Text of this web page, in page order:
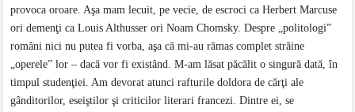
provoca oroare. Aşa mam lecuit, pe vecie, de escroci ca Herbert Marcuse
ori demenţi ca Louis Althusser ori Noam Chomsky. Despre „politologi”
români nici nu putea fi vorba, aşa că mi-au rămas complet străine
„operele” lor – dacă vor fi existând. M-am lăsat păcălit o singură dată, în
timpul studenţiei. Am devorat atunci rafturile doldora de cărţi ale
gânditorilor, eseiştilor şi criticilor literari francezi. Dintre ei, se